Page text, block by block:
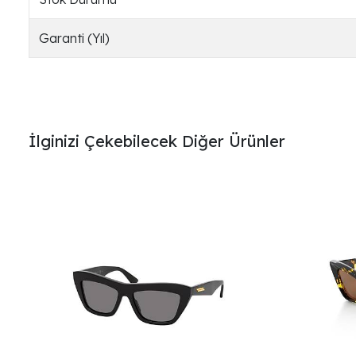
Garanti (Yıl)
İlginizi Çekebilecek Diğer Ürünler